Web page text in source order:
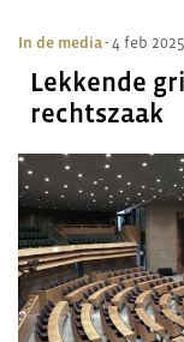
In de media- 4 feb 2025
Lekkende
rechtszaak